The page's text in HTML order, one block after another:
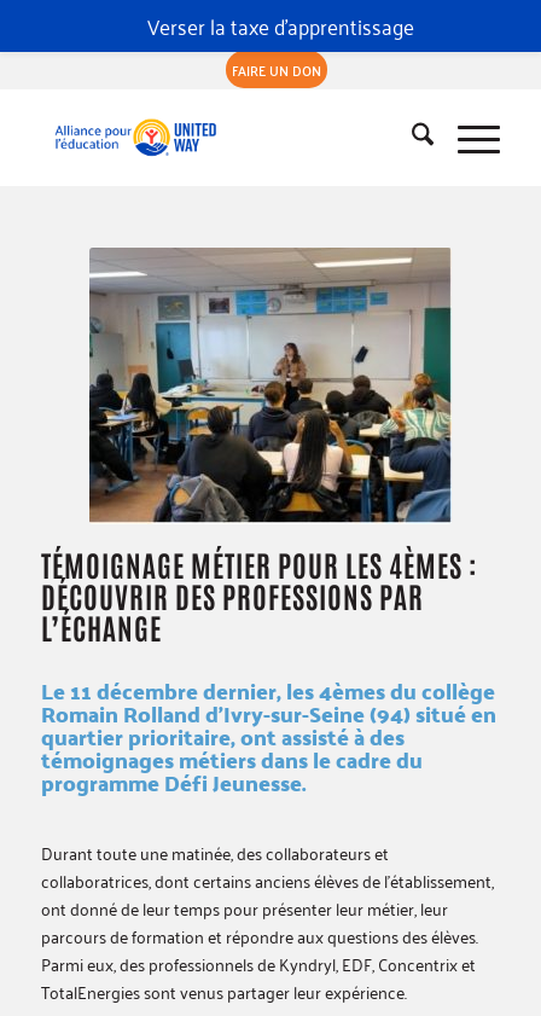
FAIRE UN DON
TÉMOIGNAGE MÉTIER POUR LES 4ÈMES :
DÉCOUVRIR DES PROFESSIONS PAR
L’ÉCHANGE
Le 11 décembre dernier, les 4èmes du collège
Romain Rolland d’Ivry-sur-Seine (94) situé en
quartier prioritaire, ont assisté à des
témoignages métiers dans le cadre du
programme Défi Jeunesse.
Durant toute une matinée, des collaborateurs et
collaboratrices, dont certains anciens élèves de l’établissement,
ont donné de leur temps pour présenter leur métier, leur
parcours de formation et répondre aux questions des élèves.
Parmi eux, des professionnels de Kyndryl, EDF, Concentrix et
TotalEnergies sont venus partager leur expérience.
Verser la taxe d'apprentissage